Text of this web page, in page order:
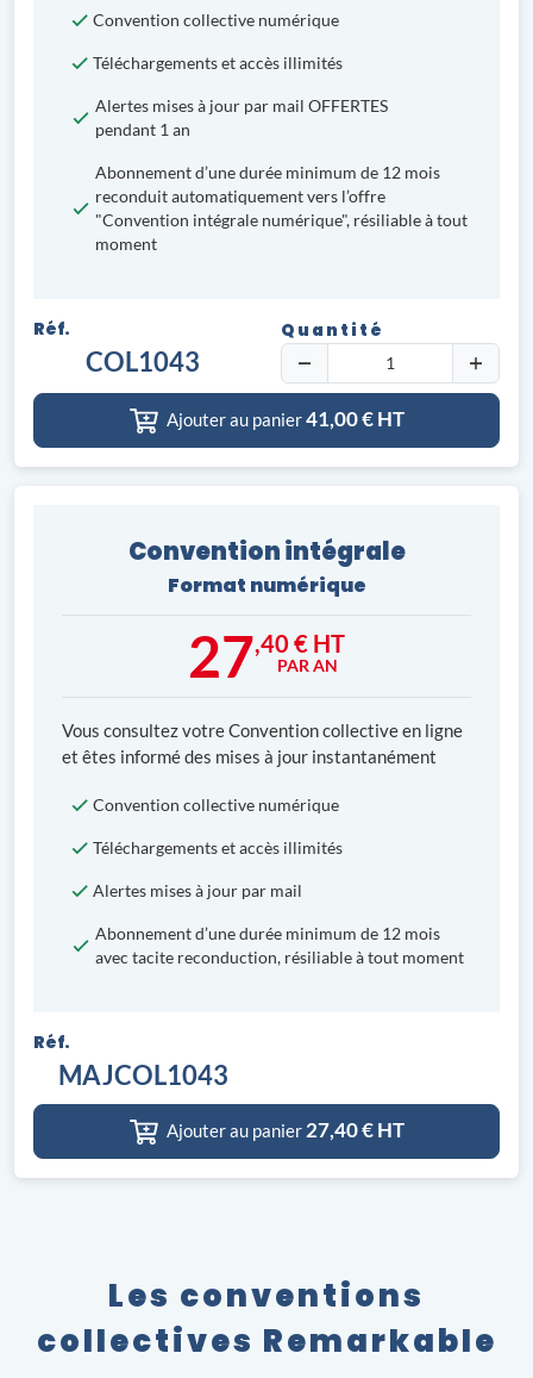
Convention collective numérique
Téléchargements et accès illimités
Alertes mises à jour par mail OFFERTES
pendant 1 an
Abonnement d’une durée minimum de 12 mois
reconduit automatiquement vers l’offre
"Convention intégrale numérique", résiliable à tout
moment
Réf.
COL1043
Quantité
Ajouter au panier41,00€ HT
Convention intégrale
Format numérique
27,40 € HT
PAR AN
Vous consultez votre Convention collective en ligne
et êtes informé des mises à jour instantanément
Convention collective numérique
Téléchargements et accès illimités
Alertes mises à jour par mail
Abonnement d’une durée minimum de 12 mois
avec tacite reconduction, résiliable à tout moment
Réf.
MAJCOL1043
Ajouter au panier 27,40€ HT
Les conventions
collectives Remarkable